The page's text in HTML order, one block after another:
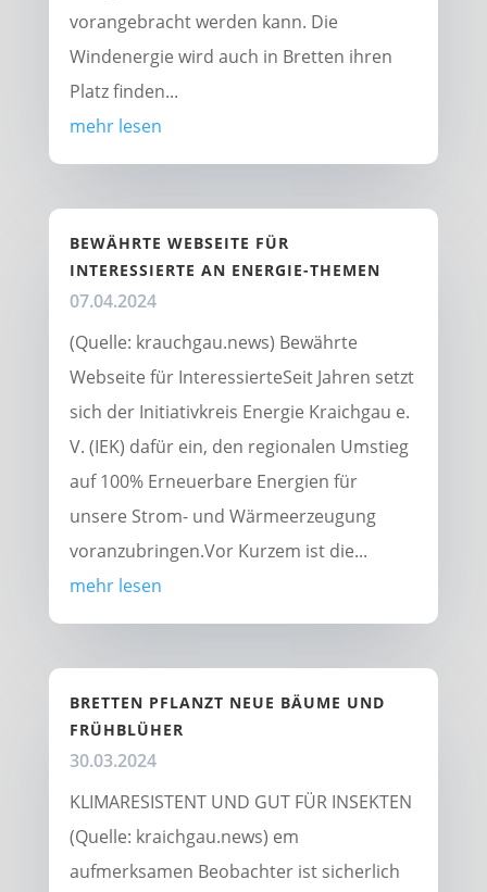
vorangebracht werden kann. Die
Windenergie wird auch in Bretten ihren
Platz finden...
mehr lesen
BEWÄHRTE WEBSEITE FÜR
INTERESSIERTE AN ENERGIE-THEMEN
07.04.2024
(Quelle: krauchgau.news) Bewährte
Webseite für InteressierteSeit Jahren setzt
sich der Initiativkreis Energie Kraichgau e.
V. (IEK) dafür ein, den regionalen Umstieg
auf 100% Erneuerbare Energien für
unsere Strom- und Wärmeerzeugung
voranzubringen.Vor Kurzem ist die...
mehr lesen
BRETTEN PFLANZT NEUE BÄUME UND
FRÜHBLÜHER
30.03.2024
KLIMARESISTENT UND GUT FÜR INSEKTEN
(Quelle: kraichgau.news) em
aufmerksamen Beobachter ist sicherlich